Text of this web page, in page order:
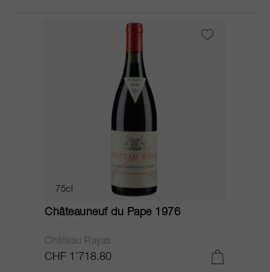
75cl
Châteauneuf du Pape 1976
Château Rayas
CHF 1’718.80